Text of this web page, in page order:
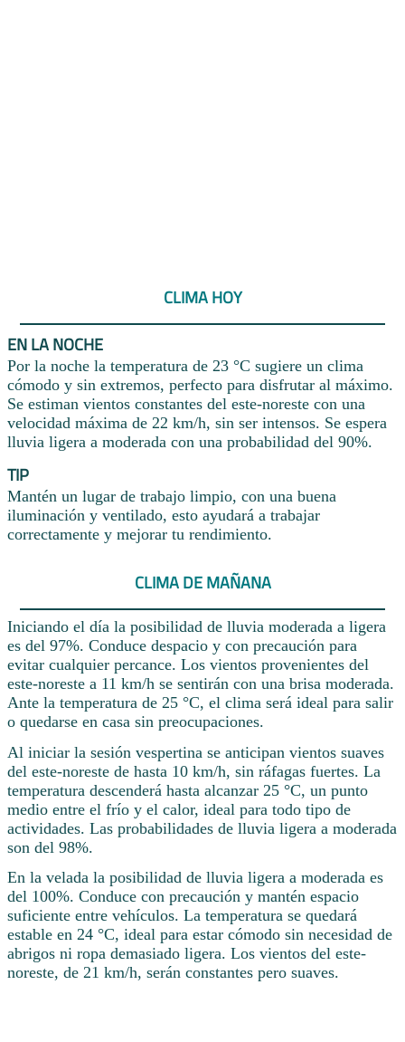
CLIMA HOY
EN LA NOCHE
Por la noche la temperatura de 23 °C sugiere un clima
cómodo y sin extremos, perfecto para disfrutar al máximo.
Se estiman vientos constantes del este-noreste con una
velocidad máxima de 22 km/h, sin ser intensos. Se espera
lluvia ligera a moderada con una probabilidad del 90%.
TIP
Mantén un lugar de trabajo limpio, con una buena
iluminación y ventilado, esto ayudará a trabajar
correctamente y mejorar tu rendimiento.
CLIMA DE MAÑANA
Iniciando el día la posibilidad de lluvia moderada a ligera
es del 97%. Conduce despacio y con precaución para
evitar cualquier percance. Los vientos provenientes del
este-noreste a 11 km/h se sentirán con una brisa moderada.
Ante la temperatura de 25 °C, el clima será ideal para salir
o quedarse en casa sin preocupaciones.
Al iniciar la sesión vespertina se anticipan vientos suaves
del este-noreste de hasta 10 km/h, sin ráfagas fuertes. La
temperatura descenderá hasta alcanzar 25 °C, un punto
medio entre el frío y el calor, ideal para todo tipo de
actividades. Las probabilidades de lluvia ligera a moderada
son del 98%.
En la velada la posibilidad de lluvia ligera a moderada es
del 100%. Conduce con precaución y mantén espacio
suficiente entre vehículos. La temperatura se quedará
estable en 24 °C, ideal para estar cómodo sin necesidad de
abrigos ni ropa demasiado ligera. Los vientos del este-
noreste, de 21 km/h, serán constantes pero suaves.